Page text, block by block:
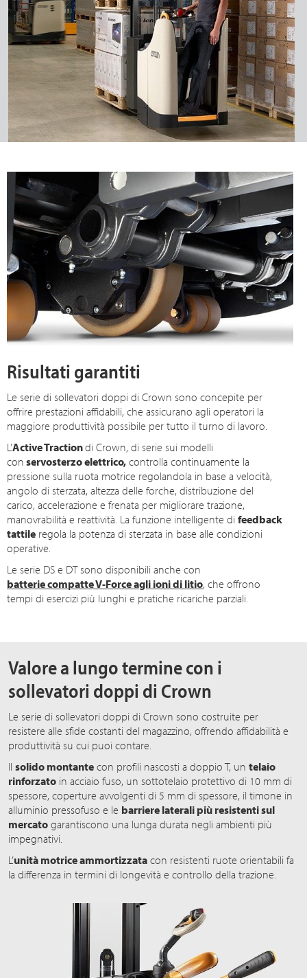
Risultati garantiti
Le serie di sollevatori doppi di Crown sono concepite per
offrire prestazioni affidabili, che assicurano agli operatori la
maggiore produttività possibile per tutto il turno di lavoro.
L’Active Tractiondi Crown, di serie sui modelli
con servosterzo elettrico, controlla continuamente la
pressione sulla ruota motrice regolandola in base a velocità,
angolo di sterzata, altezza delle forche, distribuzione del
carico, accelerazione e frenata per migliorare trazione,
manovrabilità e reattività. La funzione intelligente difeedback
tattile regola la potenza di sterzata in base alle condizioni
operative.
Le serie DS e DT sono disponibili anche con
batterie compatte V-Force agli ioni di litio, che offrono
tempi di esercizi più lunghi e pratiche ricariche parziali.
Valore a lungo termine con i
sollevatori doppi di Crown
Le serie di sollevatori doppi di Crown sono costruite per
resistere alle sfide costanti del magazzino, offrendo affidabilità e
produttività su cui puoi contare.
Il solido montante con profili nascosti a doppio T, un telaio
rinforzato in acciaio fuso, un sottotelaio protettivo di 10 mm di
spessore, coperture avvolgenti di 5 mm di spessore, il timone in
alluminio pressofuso e le barriere laterali più resistenti sul
mercato garantiscono una lunga durata negli ambienti più
impegnativi.
L’unità motrice ammortizzata con resistenti ruote orientabili fa
la differenza in termini di longevità e controllo della trazione.